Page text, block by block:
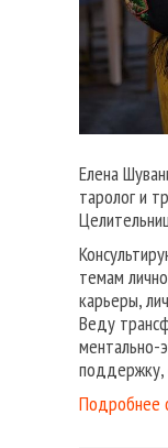
Елена
таролог и
темам
карьеры,
Веду
ментально-
поддержку,
Подробнее